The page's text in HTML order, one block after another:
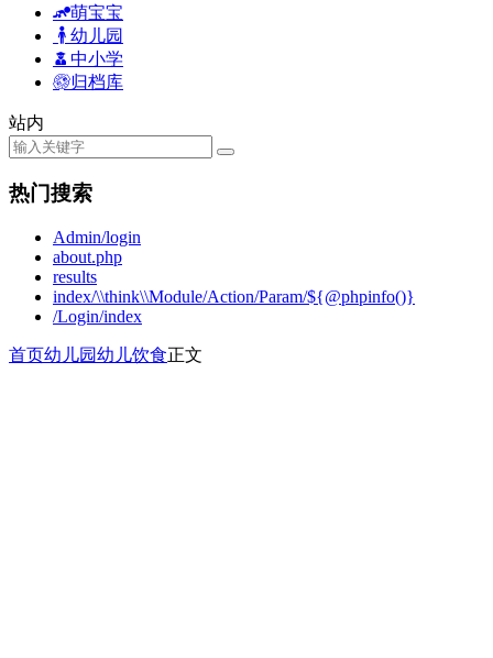
萌宝宝
幼儿园
中小学
归档库
站内
热门搜索
Admin/login
about.php
results
index/\\think\\Module/Action/Param/${@phpinfo()}
/Login/index
首页幼儿园幼儿饮食正文